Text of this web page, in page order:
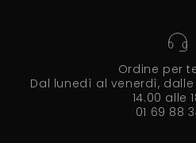
Ordine per
Dal lunedì al venerdì, dalle
14.00 alle
01 69 88